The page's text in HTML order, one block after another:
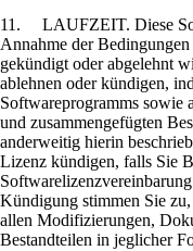
11. LAUFZEIT. Diese
Annahme der
gekündigt oder abgelehnt
ablehnen oder kündigen,
Softwareprogramms sowie
und zusammengefügten
anderweitig hierin
Lizenz kündigen, falls Sie
Kündigung stimmen Sie
allen Modifizierungen,
Bestandteilen in jeglicher